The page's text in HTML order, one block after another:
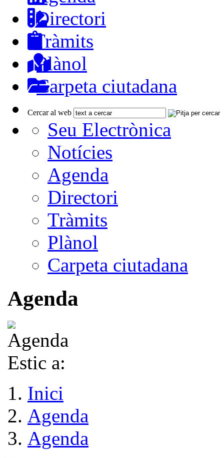
Directori
Tràmits
Plànol
Carpeta ciutadana
Cercar al web
Seu Electrònica
Notícies
Agenda
Directori
Tràmits
Plànol
Carpeta ciutadana
Agenda
Estic a:
Inici
Agenda
Agenda